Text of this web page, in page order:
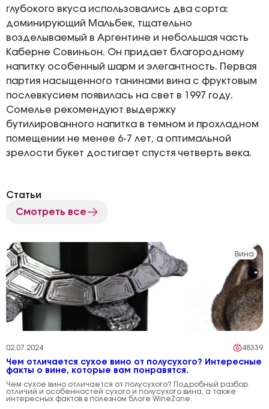
глубокого вкуса использовались два сорта:
доминирующий Мальбек, тщательно
возделываемый в Аргентине и небольшая часть
Каберне Совиньон. Он придает благородному
напитку особенный шарм и элегантность. Первая
партия насыщенного танинами вина с фруктовым
послевкусием появилась на свет в 1997 году.
Сомелье рекомендуют выдержку
бутилированного напитка в темном и прохладном
помещении не менее 6-7 лет, а оптимальной
зрелости букет достигает спустя четверть века.
Статьи
Смотреть все
Вина
02.07.2024 48339
Чем отличается сухое вино от полусухого? Интересные
факты о вине, которые вам понравятся.
Чем сухое вино отличается от полусухого? Подробный разбор
отличий и особенностей сухого и полусухого вина, а также
интересных фактов в полезном блоге WineZone.